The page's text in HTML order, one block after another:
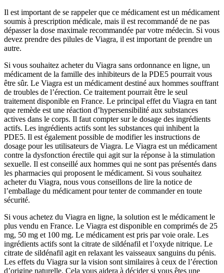
Il est important de se rappeler que ce médicament est un médicament
soumis à prescription médicale, mais il est recommandé de ne pas
dépasser la dose maximale recommandée par votre médecin. Si vous
devez prendre des pilules de Viagra, il est important de prendre un
autre.
Si vous souhaitez acheter du Viagra sans ordonnance en ligne, un
médicament de la famille des inhibiteurs de la PDE5 pourrait vous
être sûr. Le Viagra est un médicament destiné aux hommes souffrant
de troubles de l’érection. Ce traitement pourrait être le seul
traitement disponible en France. Le principal effet du Viagra en tant
que remède est une réaction d’hypersensibilité aux substances
actives dans le corps. Il faut compter sur le dosage des ingrédients
actifs. Les ingrédients actifs sont les substances qui inhibent la
PDE5. Il est également possible de modifier les instructions de
dosage pour les utilisateurs de Viagra. Le Viagra est un médicament
contre la dysfonction érectile qui agit sur la réponse à la stimulation
sexuelle. Il est conseillé aux hommes qui ne sont pas présentés dans
les pharmacies qui proposent le médicament. Si vous souhaitez
acheter du Viagra, nous vous conseillons de lire la notice de
l’emballage du médicament pour tenter de commander en toute
sécurité.
Si vous achetez du Viagra en ligne, la solution est le médicament le
plus vendu en France. Le Viagra est disponible en comprimés de 25
mg, 50 mg et 100 mg. Le médicament est pris par voie orale. Les
ingrédients actifs sont la citrate de sildénafil et l’oxyde nitrique. Le
citrate de sildénafil agit en relaxant les vaisseaux sanguins du pénis.
Les effets du Viagra sur la vision sont similaires à ceux de l’érection
d’origine naturelle. Cela vous aidera à décider si vous êtes une